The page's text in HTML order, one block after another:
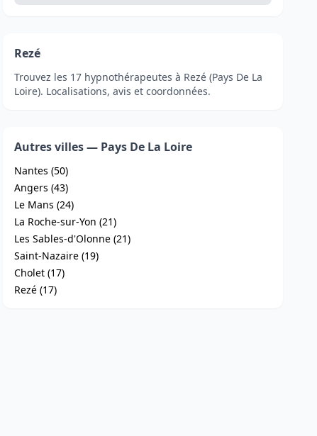
Rezé
Trouvez les 17 hypnothérapeutes à Rezé (Pays De La
Loire). Localisations, avis et coordonnées.
Autres villes — Pays De La Loire
Nantes (50)
Angers (43)
Le Mans (24)
La Roche-sur-Yon (21)
Les Sables-d'Olonne (21)
Saint-Nazaire (19)
Cholet (17)
Rezé (17)